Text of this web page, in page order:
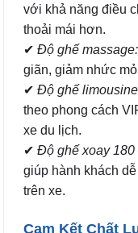
với khả năng điều
thoải mái hơn.
✔ Độ ghế massage:
giãn, giảm nhức
✔ Độ ghế
theo phong cách
xe du lịch.
✔ Độ ghế xoay 180
giúp hành khách
trên xe.
Cam Kết Chất